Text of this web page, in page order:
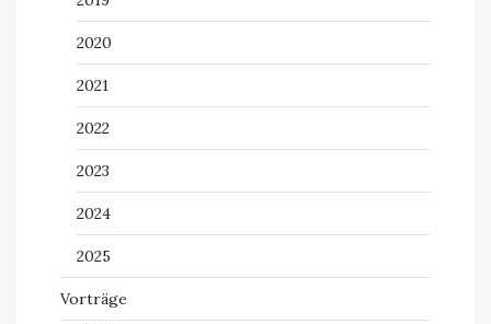
2020
2021
2022
2023
2024
2025
Vorträge